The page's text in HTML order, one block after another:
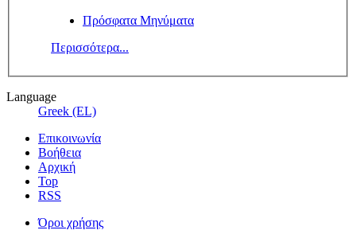
Πρόσφατα Μηνύματα
Περισσότερα...
Language
Greek (EL)
Επικοινωνία
Βοήθεια
Αρχική
Top
RSS
Όροι χρήσης